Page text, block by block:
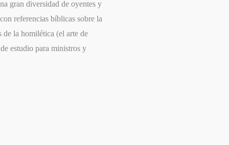
gran diversidad de oyentes y
referencias bíblicas sobre la
de la homilética (el arte de
estudio para ministros y